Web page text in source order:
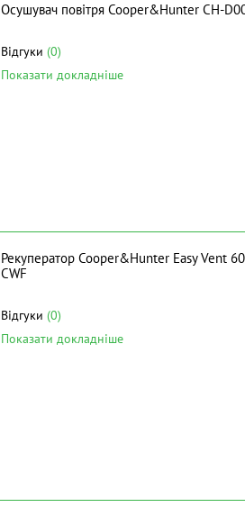
Осушувач повітря Cooper&Hunter CH-
Відгуки (0)
Показати докладніше
Рекуператор Cooper&Hunter Easy Vent
CWF
Відгуки (0)
Показати докладніше